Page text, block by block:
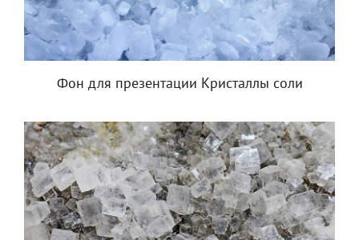
Фон для презентации Кристаллы соли